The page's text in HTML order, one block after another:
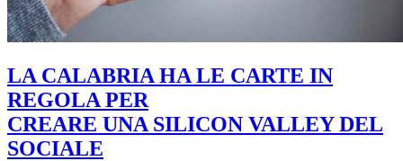
LA CALABRIA HA LE CARTE IN
REGOLA PER
CREARE UNA SILICON VALLEY DEL
SOCIALE